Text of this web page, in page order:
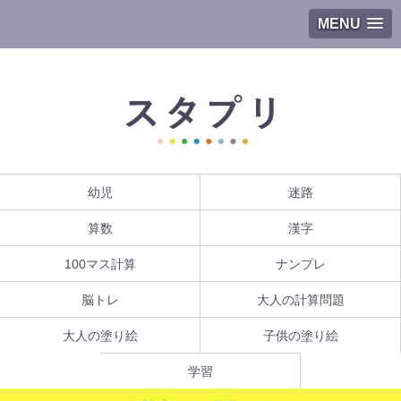
MENU
幼児 迷路
算数 漢字
100マス計算 ナンプレ
脳トレ 大人の計算問題
大人の塗り絵 子供の塗り絵
学習